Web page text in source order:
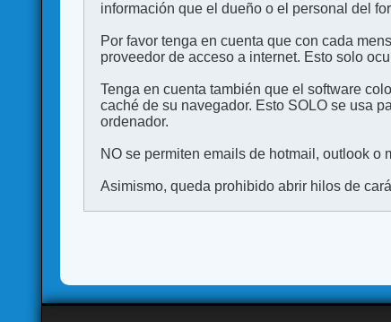
información que el dueño o el personal del
Por favor tenga en cuenta que con cada
proveedor de acceso a internet. Esto solo
Tenga en cuenta también que el software
caché de su navegador. Esto SOLO se usa
ordenador.
NO se permiten emails de hotmail, outlook o
Asimismo, queda prohibido abrir hilos de